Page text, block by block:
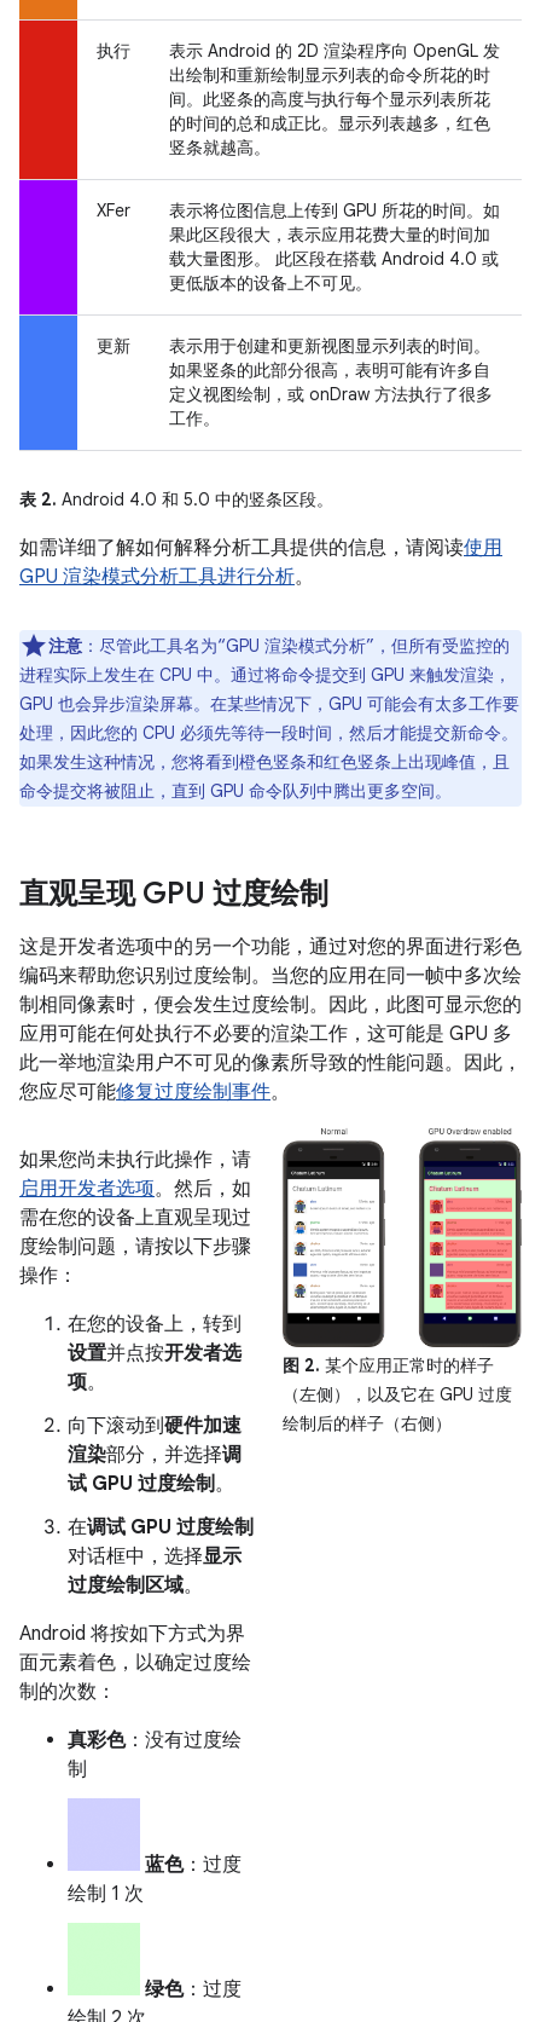
执行
表示 Android 的 2D 渲染程序向 OpenGL 发
出绘制和重新绘制显示列表的命令所花的时
间。此竖条的高度与执行每个显示列表所花
的时间的总和成正比。显示列表越多，红色
竖条就越高。
XFer
表示将位图信息上传到 GPU 所花的时间。如
果此区段很大，表示应用花费大量的时间加
载大量图形。 此区段在搭载 Android 4.0 或
更低版本的设备上不可见。
更新
表示用于创建和更新视图显示列表的时间。
如果竖条的此部分很高，表明可能有许多自
定义视图绘制，或 onDraw 方法执行了很多
工作。
表 2. Android 4.0 和 5.0 中的竖条区段。
如需详细了解如何解释分析工具提供的信息，请阅读使用
GPU 渲染模式分析工具进行分析。
注意 ：尽管此工具名为“GPU 渲染模式分析”，但所有受监控的
进程实际上发生在 CPU 中。通过将命令提交到 GPU 来触发渲染，
GPU 也会异步渲染屏幕。在某些情况下，GPU 可能会有太多工作要
处理，因此您的 CPU 必须先等待一段时间，然后才能提交新命令。
如果发生这种情况，您将看到橙色竖条和红色竖条上出现峰值，且
命令提交将被阻止，直到 GPU 命令队列中腾出更多空间。
直观呈现 GPU 过度绘制
这是开发者选项中的另一个功能，通过对您的界面进行彩色
编码来帮助您识别过度绘制。当您的应用在同一帧中多次绘
制相同像素时，便会发生过度绘制。因此，此图可显示您的
应用可能在何处执行不必要的渲染工作，这可能是 GPU 多
此一举地渲染用户不可见的像素所导致的性能问题。因此，
您应尽可能修复过度绘制事件。
如果您尚未执行此操作，请
启用开发者选项。然后，如
需在您的设备上直观呈现过
度绘制问题，请按以下步骤
操作：
在您的设备上，转到
设置并点按开发者选
项。
向下滚动到硬件加速
渲染部分，并选择调
试 GPU 过度绘制 。
在调试 GPU 过度绘制
对话框中，选择显示
过度绘制区域。
Android 将按如下方式为界
面元素着色，以确定过度绘
制的次数：
真彩色：没有过度绘
制
蓝色：过度
绘制 1 次
绿色：过度
图 2. 某个应用正常时的样子
（左侧），以及它在 GPU 过度
绘制后的样子（右侧）